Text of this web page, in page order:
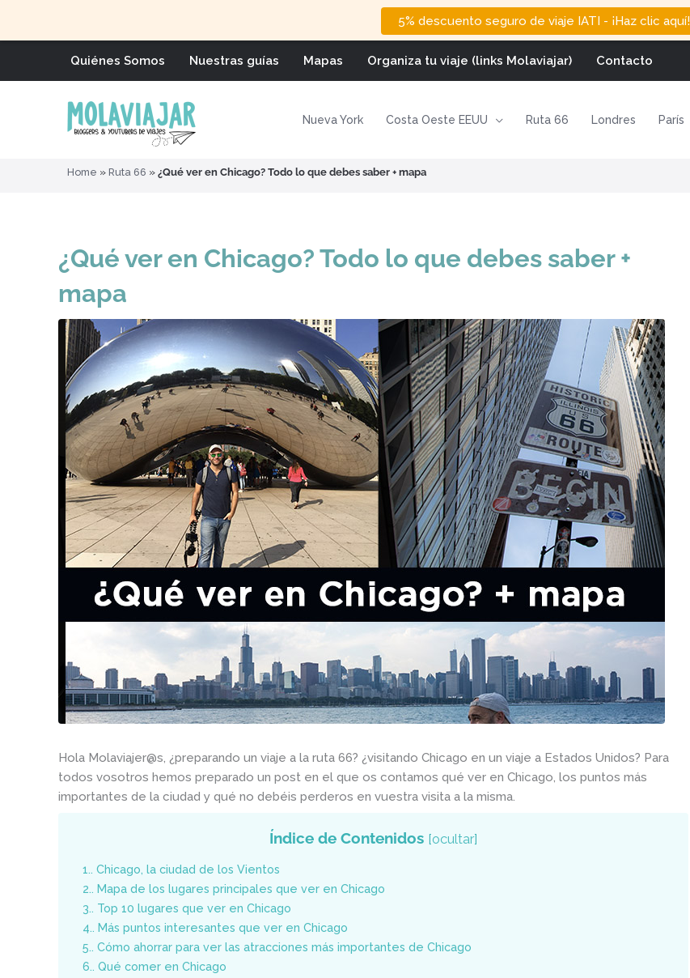
5% descuento seguro de viaje IATI - ¡Haz clic aquí!
Quiénes Somos Nuestras guías Mapas Organiza tu viaje (links Molaviajar) Contacto
Nueva York Costa Oeste EEUU Ruta 66 Londres París
Home » Ruta 66 » ¿Qué ver en Chicago? Todo lo que debes saber + mapa
¿Qué ver en Chicago? Todo lo que debes saber +
mapa
Hola Molaviajer@s, ¿preparando un viaje a la ruta 66? ¿visitando Chicago en un viaje a Estados Unidos? Para
todos vosotros hemos preparado un post en el que os contamos qué ver en Chicago, los puntos más
importantes de la ciudad y qué no debéis perderos en vuestra visita a la misma.
Índice de Contenidos [ocultar]
1. Chicago, la ciudad de los Vientos
2.
Mapa de los lugares principales que ver en Chicago
3. Top 10 lugares que ver en Chicago
4.
Más puntos interesantes que ver en Chicago
5. Cómo ahorrar para ver las atracciones más importantes de Chicago
6. Qué comer en Chicago